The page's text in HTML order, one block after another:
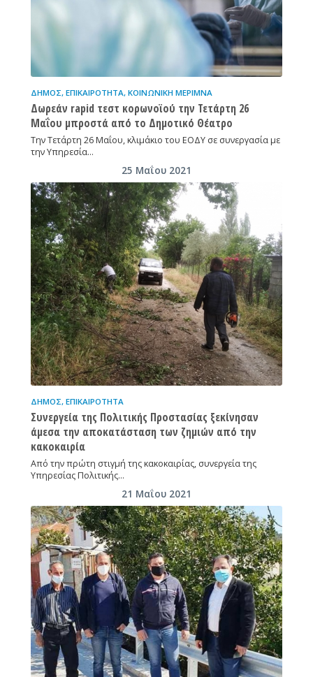
ΔΉΜΟΣ, ΕΠΙΚΑΙΡΌΤΗΤΑ, ΚΟΙΝΩΝΙΚΉ ΜΈΡΙΜΝΑ
Δωρεάν rapid τεστ κορωνοϊού την Τετάρτη 26
Μαΐου μπροστά από το Δημοτικό Θέατρο
Την Τετάρτη 26 Μαΐου, κλιμάκιο του ΕΟΔΥ σε συνεργασία με
την Υπηρεσία…
25 Μαΐου 2021
ΔΉΜΟΣ, ΕΠΙΚΑΙΡΌΤΗΤΑ
Συνεργεία της Πολιτικής Προστασίας ξεκίνησαν
άμεσα την αποκατάσταση των ζημιών από την
κακοκαιρία
Από την πρώτη στιγμή της κακοκαιρίας, συνεργεία της
Υπηρεσίας Πολιτικής…
21 Μαΐου 2021